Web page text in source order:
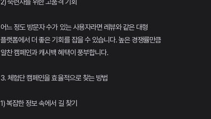
2) 숙련자를 위한 고품격 기회
어느 정도 방문자 수가 있는 사용자라면 레뷰와 같은 대형
플랫폼에서 더 좋은 기회를 잡을 수 있습니다. 높은 경쟁률만큼
알찬 캠페인과 캐시백 혜택이 풍부합니다.
3. 체험단 캠페인을 효율적으로 찾는 방법
1) 복잡한 정보 속에서 길 찾기